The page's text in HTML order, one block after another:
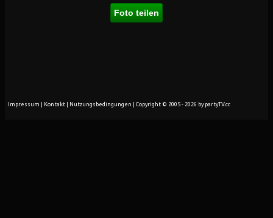
Foto teilen
Impressum Kontakt Nutzungsbedingungen | Copyright © 2005 - 2026 by partyTV.cc